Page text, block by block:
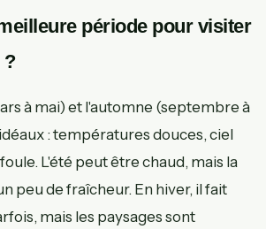
période pour visiter
?
à mai) et l'automne (septembre à
: températures douces, ciel
L'été peut être chaud, mais la
peu de fraîcheur. En hiver, il fait
mais les paysages sont